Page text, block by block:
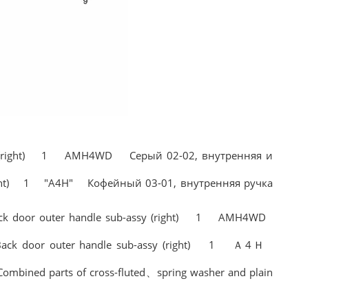
(right) 1 AMH4WD Серый 02-02, внутренняя и
1 "А4Н" Кофейный 03-01, внутренняя ручка
door outer handle sub-assy (right) 1 AMH4WD
door outer handle sub-assy (right) 1 Ａ4Ｈ
parts of cross-fluted、spring washer and plain